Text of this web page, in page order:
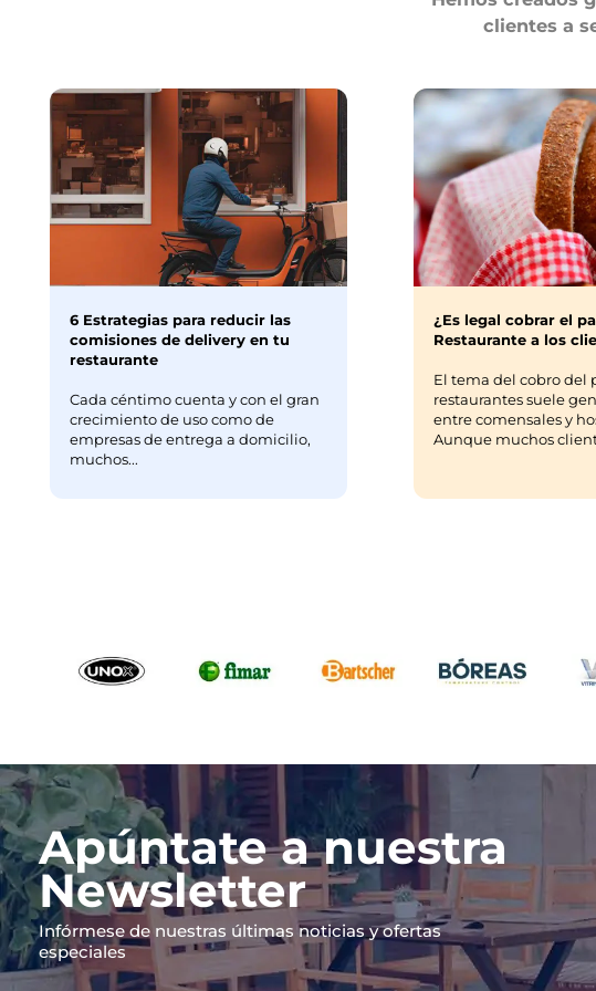
clientes a
6 Estrategias para reducir las
comisiones de delivery en tu
restaurante
Cada céntimo cuenta y con el gran
crecimiento de uso como de
empresas de entrega a domicilio,
muchos...
¿Es legal cobrar el
Restaurante a los
El tema del cobro del
restaurantes suele
entre comensales y
Aunque muchos
Apúntate a nuestra
Newsletter
Infórmese de nuestras últimas noticias y ofertas
especiales